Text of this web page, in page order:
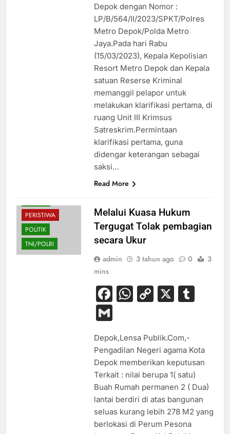
Depok dengan Nomor :
LP/B/564/II/2023/SPKT/Polres
Metro Depok/Polda Metro
Jaya.Pada hari Rabu
(15/03/2023), Kepala Kepolisian
Resort Metro Depok dan Kepala
satuan Reserse Kriminal
memanggil pelapor untuk
melakukan klarifikasi pertama, di
ruang Unit III Krimsus
Satreskrim.Permintaan
klarifikasi pertama, guna
didengar keterangan sebagai
saksi…
Read More
PERISTIWA
POLITIK
TNI/POLRI
Melalui Kuasa Hukum
Tergugat Tolak pembagian
secara Ukur
admin 3 tahun ago 0
3
mins
Facebook
WhatsApp
Copy
X
Gmail
Depok,Lensa Publik.Com,-
Pengadilan Negeri agama Kota
Depok memberikan keputusan
Terkait : nilai berupa 1( satu)
Buah Rumah permanen 2 ( Dua)
lantai berdiri di atas bangunan
seluas kurang lebih 278 M2 yang
berlokasi di Perum Pesona